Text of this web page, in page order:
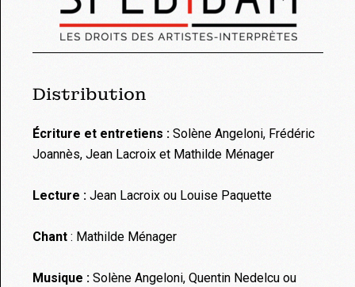
Distribution
Écriture et entretiens : Solène Angeloni, Frédéric
Joannès, Jean Lacroix et Mathilde Ménager
Lecture : Jean Lacroix ou Louise Paquette
Chant : Mathilde Ménager
Musique : Solène Angeloni, Quentin Nedelcu ou